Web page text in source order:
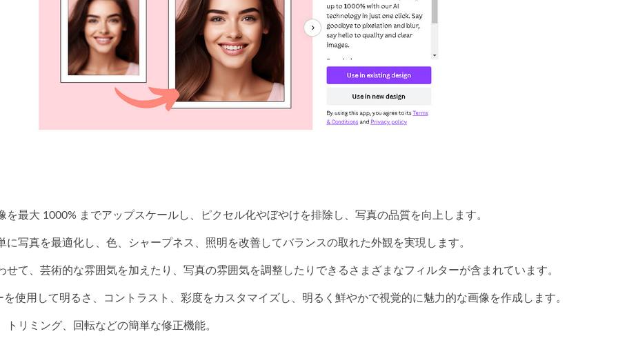
最大 1000% までアップスケールし、ピクセル化やぼやけを排除し、写真の品質を向上します。
写真を最適化し、色、シャープネス、照明を改善してバランスの取れた外観を実現します。
て、芸術的な雰囲気を加えたり、写真の雰囲気を調整したりできるさまざまなフィルターが含まれています。
使用して明るさ、コントラスト、彩度をカスタマイズし、明るく鮮やかで視覚的に魅力的な画像を作成します。
リミング、回転などの簡単な修正機能。